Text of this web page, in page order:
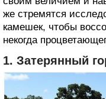
же стремятся
камешек, чтобы
некогда
1. Затерянный